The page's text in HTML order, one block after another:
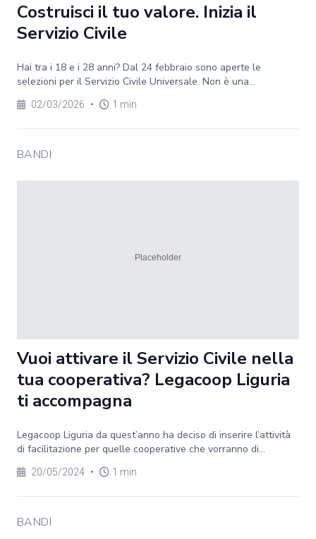
Costruisci il tuo valore. Inizia il
Servizio Civile
Hai tra i 18 e i 28 anni? Dal 24 febbraio sono aperte le
selezioni per il Servizio Civile Universale. Non è una...
02/03/2026 • 1 min
BANDI
Vuoi attivare il Servizio Civile nella
tua cooperativa? Legacoop Liguria
ti accompagna
Legacoop Liguria da quest’anno ha deciso di inserire l’attività
di facilitazione per quelle cooperative che vorranno di...
20/05/2024 • 1 min
BANDI